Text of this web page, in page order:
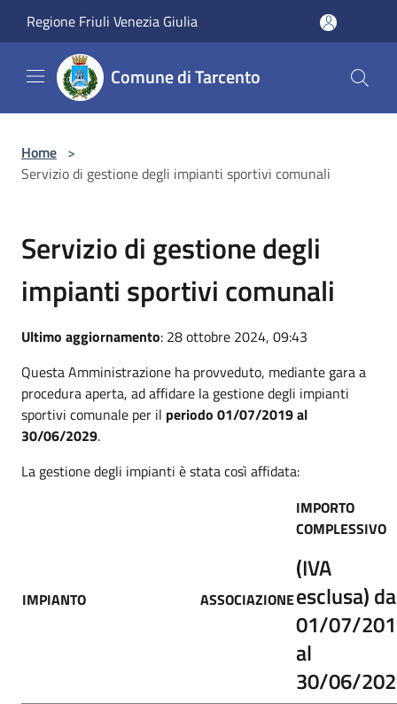
Regione Friuli Venezia Giulia
Comune di Tarcento
Home >
Servizio di gestione degli impianti sportivi comunali
Servizio di gestione degli
impianti sportivi comunali
Ultimo aggiornamento: 28 ottobre 2024, 09:43
Questa Amministrazione ha provveduto, mediante gara a
procedura aperta, ad affidare la gestione degli impianti
sportivi comunale per il periodo 01/07/2019 al
30/06/2029.
La gestione degli impianti è stata così affidata:
IMPIANTO ASSOCIAZIONE
IMPORTO
COMPLESSIVO
(IVA
esclusa)
01/07/
al
30/06/